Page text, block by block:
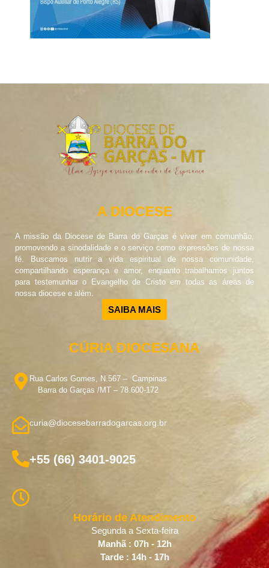
A DIOCESE
A missão da Diocese de Barra do Garças é viver em comunhão,
promovendo a sinodalidade e o serviço como expressões de nossa
fé. Buscamos nutrir a vida espiritual de nossa comunidade,
compartilhando esperança e amor, enquanto trabalhamos juntos
para testemunhar o Evangelho de Cristo em todas as áreas de
nossa diocese e além.
SAIBA MAIS
CÚRIA DIOCESANA
Rua Carlos Gomes, N.567 – Campinas
Barra do Garças /MT – 78.600-172
curia@diocesebarradogarcas.org.br
+55 (66) 3401-9025
Horário de Atendimento
Segunda a Sexta-feira
Manhã : 07h - 12h
Tarde : 14h - 17h